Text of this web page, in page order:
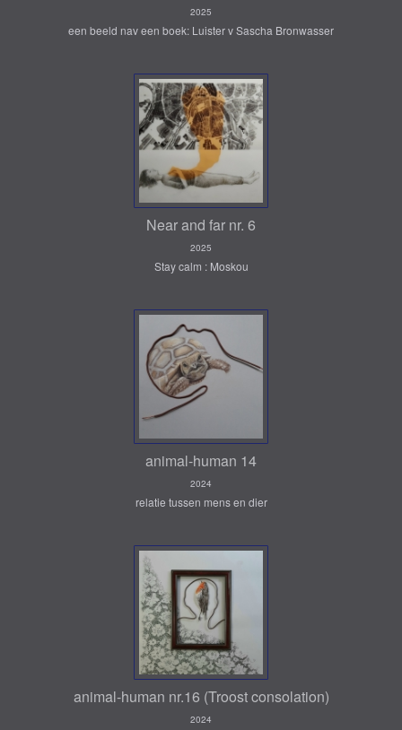
2025
een beeld nav een boek: Luister v Sascha Bronwasser
Near and far nr. 6
2025
Stay calm : Moskou
animal-human 14
2024
relatie tussen mens en dier
animal-human nr.16 (Troost consolation)
2024